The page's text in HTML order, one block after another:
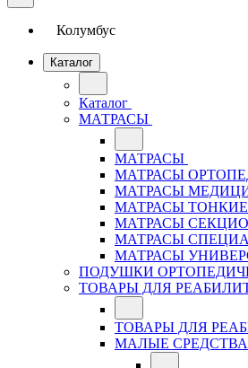
Колумбус
Каталог
Каталог
МАТРАСЫ
МАТРАСЫ
МАТРАСЫ
МАТРАСЫ
МАТРАСЫ
МАТРАСЫ
МАТРАСЫ
МАТРАСЫ
ПОДУШКИ
ТОВАРЫ ДЛЯ
ТОВАРЫ ДЛЯ
МАЛЫЕ